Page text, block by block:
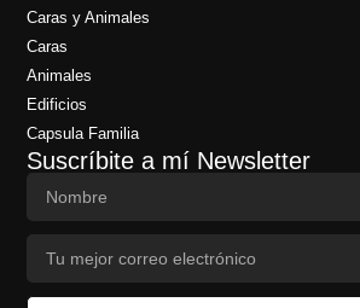
Caras y Animales
Caras
Animales
Edificios
Capsula Familia
Suscríbite a mí Newsletter